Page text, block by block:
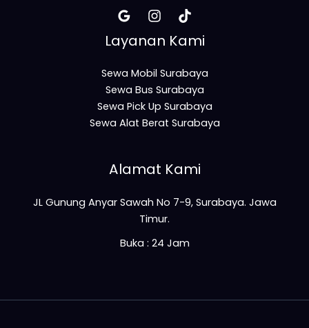
Layanan Kami
Sewa Mobil Surabaya
Sewa Bus Surabaya
Sewa Pick Up Surabaya
Sewa Alat Berat Surabaya
Alamat Kami
JL Gunung Anyar Sawah No 7-9, Surabaya. Jawa
Timur.
Buka : 24 Jam